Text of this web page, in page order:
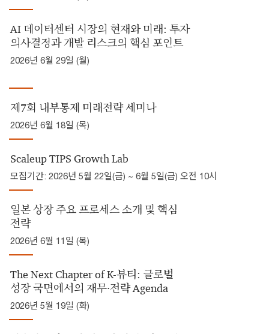
AI 데이터센터 시장의 현재와 미래: 투자
의사결정과 개발 리스크의 핵심 포인트
2026년 6월 29일 (월)
제7회 내부통제 미래전략 세미나
2026년 6월 18일 (목)
Scaleup TIPS Growth Lab
모집기간: 2026년 5월 22일(금) ~ 6월 5일(금) 오전 10시
일본 상장 주요 프로세스 소개 및 핵심
전략
2026년 6월 11일 (목)
The Next Chapter of K-뷰티: 글로벌
성장 국면에서의 재무·전략 Agenda
2026년 5월 19일 (화)